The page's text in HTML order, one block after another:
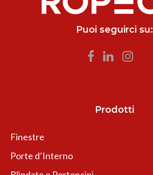
Puoi seguirci su:
Prodotti
Finestre
Porte d’Interno